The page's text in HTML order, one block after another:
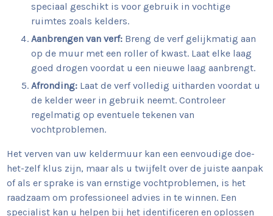
speciaal geschikt is voor gebruik in vochtige
ruimtes zoals kelders.
Aanbrengen van verf: Breng de verf gelijkmatig aan
op de muur met een roller of kwast. Laat elke laag
goed drogen voordat u een nieuwe laag aanbrengt.
Afronding: Laat de verf volledig uitharden voordat u
de kelder weer in gebruik neemt. Controleer
regelmatig op eventuele tekenen van
vochtproblemen.
Het verven van uw keldermuur kan een eenvoudige doe-
het-zelf klus zijn, maar als u twijfelt over de juiste aanpak
of als er sprake is van ernstige vochtproblemen, is het
raadzaam om professioneel advies in te winnen. Een
specialist kan u helpen bij het identificeren en oplossen